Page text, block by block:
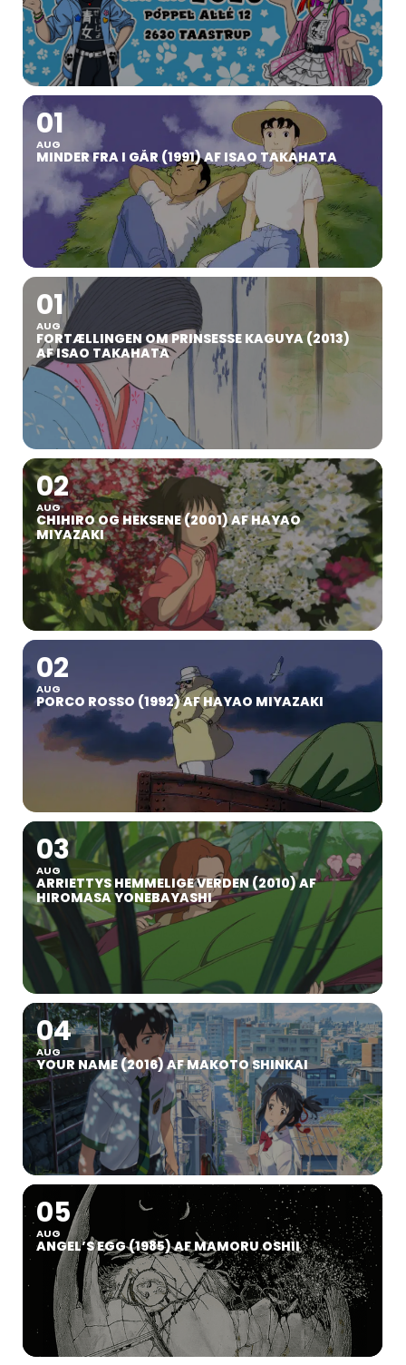
01
AUG
MINDER FRA I GÅR (1991) AF ISAO TAKAHATA
01
AUG
FORTÆLLINGEN OM PRINSESSE KAGUYA (2013)
AF ISAO TAKAHATA
02
AUG
CHIHIRO OG HEKSENE (2001) AF HAYAO
MIYAZAKI
02
AUG
PORCO ROSSO (1992) AF HAYAO MIYAZAKI
03
AUG
ARRIETTYS HEMMELIGE VERDEN (2010) AF
HIROMASA YONEBAYASHI
04
AUG
YOUR NAME (2016) AF MAKOTO SHINKAI
05
AUG
ANGEL’S EGG (1985) AF MAMORU OSHII